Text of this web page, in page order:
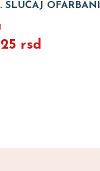
SLUČAJ OFARBANI
rsd